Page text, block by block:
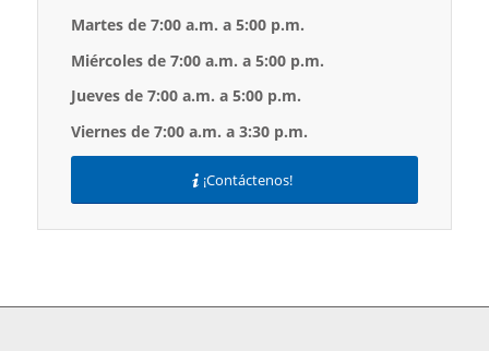
Martes de 7:00 a.m. a 5:00 p.m.
Miércoles de 7:00 a.m. a 5:00 p.m.
Jueves de 7:00 a.m. a 5:00 p.m.
Viernes de 7:00 a.m. a 3:30 p.m.
¡Contáctenos!